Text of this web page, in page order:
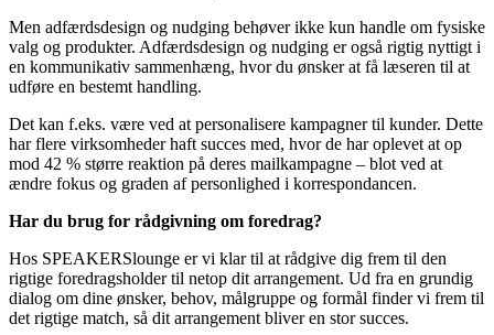
Men adfærdsdesign og nudging behøver ikke kun handle om fysiske
valg og produkter. Adfærdsdesign og nudging er også rigtig nyttigt i
en kommunikativ sammenhæng, hvor du ønsker at få læseren til at
udføre en bestemt handling.
Det kan f.eks. være ved at personalisere kampagner til kunder. Dette
har flere virksomheder haft succes med, hvor de har oplevet at op
mod 42 % større reaktion på deres mailkampagne – blot ved at
ændre fokus og graden af personlighed i korrespondancen.
Har du brug for rådgivning om foredrag?
Hos SPEAKERSlounge er vi klar til at rådgive dig frem til den
rigtige foredragsholder til netop dit arrangement. Ud fra en grundig
dialog om dine ønsker, behov, målgruppe og formål finder vi frem til
det rigtige match, så dit arrangement bliver en stor succes.